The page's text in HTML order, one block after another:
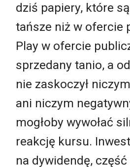
dziś papiery, które
tańsze niż w ofercie
Play w ofercie
sprzedany tanio, a
nie zaskoczył
ani niczym
mogłoby wywołać
reakcję kursu.
na dywidendę,